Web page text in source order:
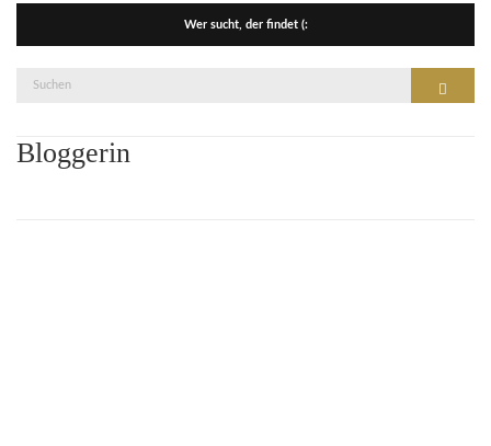
Wer sucht, der findet (:
Suche
Bloggerin